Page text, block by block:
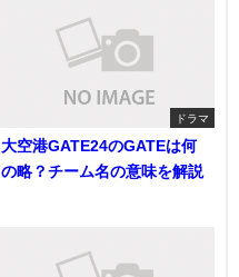
ドラマ
大空港GATE24のGATEは何
の略？チーム名の意味を解説